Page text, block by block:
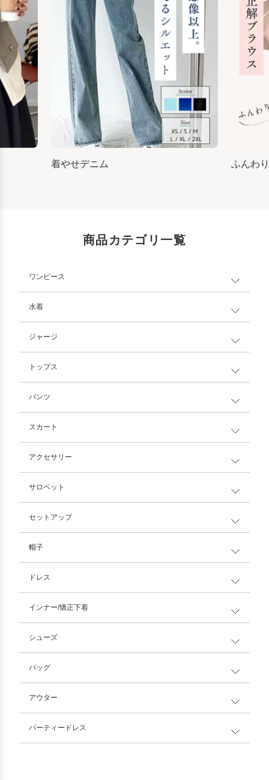
着やせデニム ふんわ
商品カテゴリ一覧
ワンピース
水着
ジャージ
トップス
パンツ
スカート
アクセサリー
サロペット
セットアップ
帽子
ドレス
インナー/矯正下着
シューズ
バッグ
アウター
パーティードレス